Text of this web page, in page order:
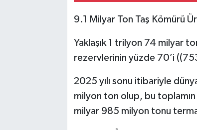
9.1 Milyar Ton Taş Kömürü
Yaklaşık 1 trilyon 74 milyar
rezervlerinin yüzde 70’i
2025 yılı sonu itibariyle
milyon ton olup, bu
milyar 985 milyon tonu